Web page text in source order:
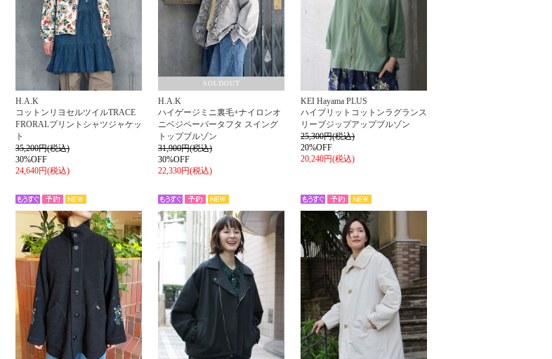
H.A.K
コットンリヨセルツイルTRACE
FRORALプリントシャツジャケッ
ト
35,200円(税込)
30%OFF
24,640円(税込)
SOLDOUT
H.A.K
ハイゲージミニ裏毛+ナイロンオ
ニベジペーパータフタ スイング
トップブルゾン
31,900円(税込)
30%OFF
22,330円(税込)
KEI Hayama PLUS
ハイブリットコットンラグランス
リーブジップアップブルゾン
25,300円(税込)
20%OFF
20,240円(税込)
もう
予約 NEW
もう
すぐ
予約 NEW
もう
すぐ
予約 NEW